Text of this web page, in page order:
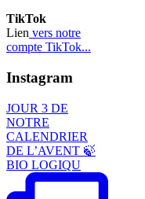
TikTok
Lien vers notre
compte TikTok...
Instagram
JOUR 3 DE
NOTRE
CALENDRIER
DE L’AVENT 🍃
BIO LOGIQU